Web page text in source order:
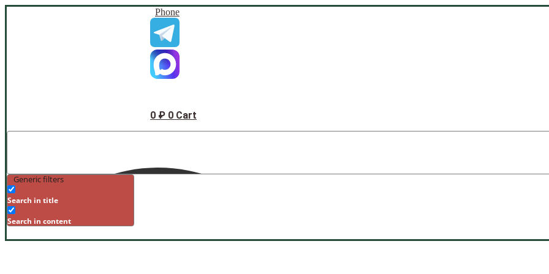
Phone
0 ₽ 0 Cart
Generic filters
Search in title
Search in content